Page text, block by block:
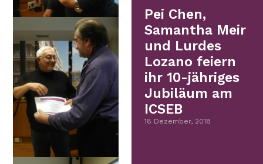
Pei Chen,
Samantha Meir
und Lurdes
Lozano feiern
ihr 10-jähriges
Jubiläum am
ICSEB
18 Dezember, 2018